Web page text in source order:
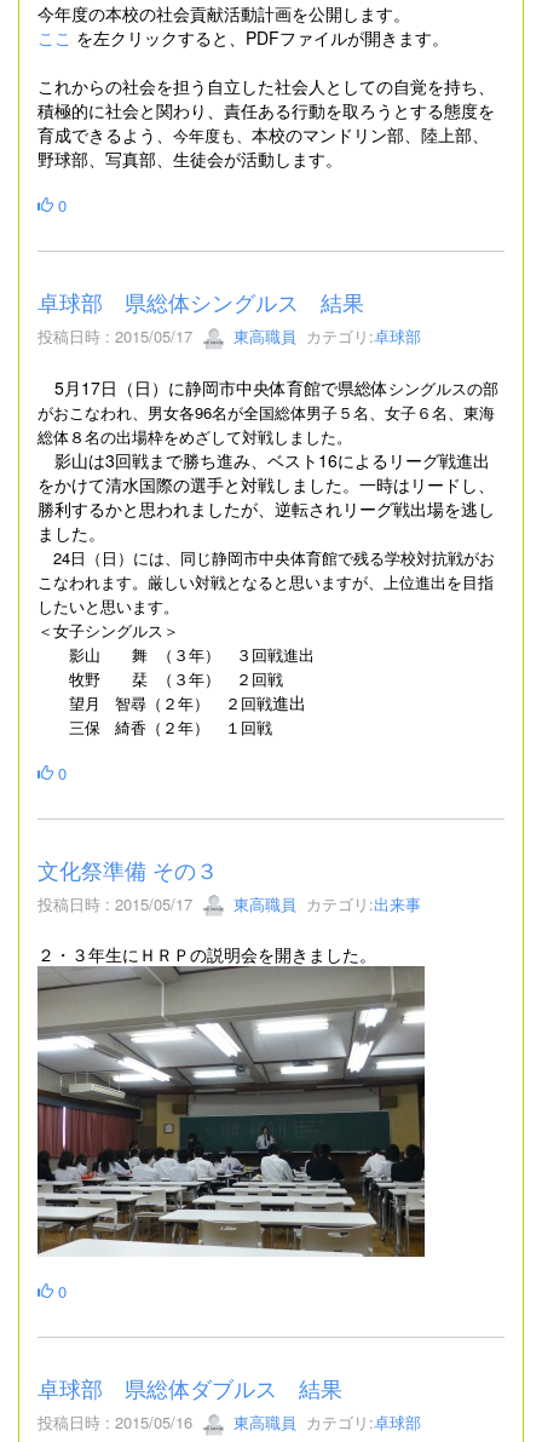
今年度の本校の社会貢献活動計画を公開します。
ここ を左クリックすると、PDFファイルが開きます。
これからの社会を担う自立した社会人としての自覚を持ち、
積極的に社会と関わり、責任ある行動を取ろうとする態度を
育成できるよう、 今年度も、 本校のマンドリン部、陸上部、
野球部、写真部、生徒会が活動します。
0
卓球部 県総体シングルス 結果
投稿日時 : 2015/05/17 東高職員 カテゴリ:卓球部
5月17日（日）に静岡市中央体育館で県総体シングルスの部
がおこなわれ、男女各96名が全国総体男子５名、女子６名、東海
総体８名の出場枠をめざして対戦しました。
影山は3回戦まで勝ち進み、ベスト16によるリーグ戦進出
をかけて清水国際の選手と対戦しました。一時はリードし、
勝利するかと思われましたが、逆転されリーグ戦出場を逃し
ました。
24日（日）には、同じ静岡市中央体育館で残る学校対抗戦がお
こなわれます。厳しい対戦となると思いますが、上位進出を目指
したいと思います。
＜女子シングルス＞
影山 舞
（３年） ３回戦進出
牧野 栞 （３年） ２回戦
望月 智尋（２年） ２回戦進出
三保 綺香（２年） １回戦
0
文化祭準備 その３
投稿日時 : 2015/05/17 東高職員 カテゴリ:出来事
２・３年生にＨＲＰの説明会を開きました。
0
卓球部 県総体ダブルス 結果
投稿日時 : 2015/05/16 東高職員 カテゴリ:卓球部